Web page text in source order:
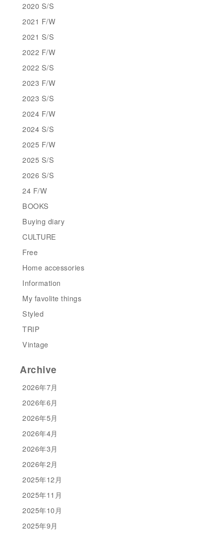
2020 S/S
2021 F/W
2021 S/S
2022 F/W
2022 S/S
2023 F/W
2023 S/S
2024 F/W
2024 S/S
2025 F/W
2025 S/S
2026 S/S
24 F/W
BOOKS
Buying diary
CULTURE
Free
Home accessories
Information
My favolite things
Styled
TRIP
Vintage
Archive
2026年7月
2026年6月
2026年5月
2026年4月
2026年3月
2026年2月
2025年12月
2025年11月
2025年10月
2025年9月